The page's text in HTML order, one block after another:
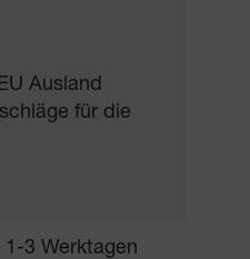
Ausland
für die
3 Werktagen